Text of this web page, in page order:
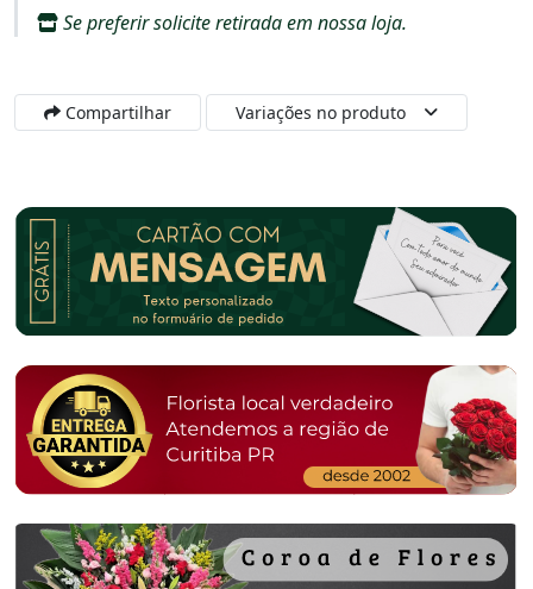
Se preferir solicite retirada em nossa loja.
Compartilhar Variações no produto